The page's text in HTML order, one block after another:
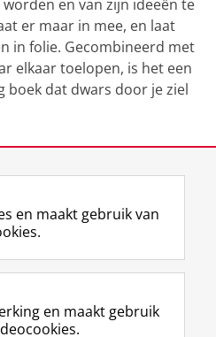
en van zijn ideeën te
er maar in mee, en laat
in folie. Gecombineerd met
elkaar toelopen, is het een
boek dat dwars door je ziel
F
a
e
b
L
i
k
e
R
S
-
f
I
n
t
Y
o
T
en maakt gebruik van
en maakt gebruik